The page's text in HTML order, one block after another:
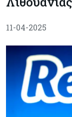
11-04-2025